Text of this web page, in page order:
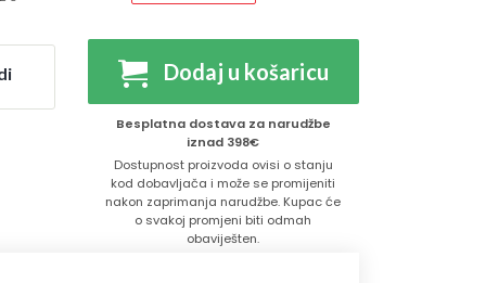
Dodaj u košaricu
Besplatna dostava za narudžbe
iznad 398€
Dostupnost proizvoda ovisi o stanju
kod dobavljača i može se promijeniti
nakon zaprimanja narudžbe. Kupac će
o svakoj promjeni biti odmah
obaviješten.